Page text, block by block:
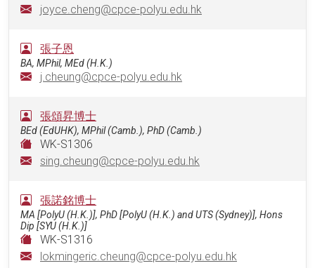
joyce.cheng@cpce-polyu.edu.hk
張子恩
BA, MPhil, MEd (H.K.)
j.cheung@cpce-polyu.edu.hk
張頌昇博士
BEd (EdUHK), MPhil (Camb.), PhD (Camb.)
WK-S1306
sing.cheung@cpce-polyu.edu.hk
張諾銘博士
MA [PolyU (H.K.)], PhD [PolyU (H.K.) and UTS (Sydney)], Hons
Dip [SYU (H.K.)]
WK-S1316
lokmingeric.cheung@cpce-polyu.edu.hk